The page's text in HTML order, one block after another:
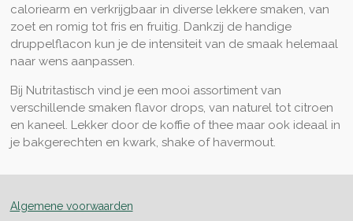
caloriearm en verkrijgbaar in diverse lekkere smaken, van
zoet en romig tot fris en fruitig. Dankzij de handige
druppelflacon kun je de intensiteit van de smaak helemaal
naar wens aanpassen.
Bij Nutritastisch vind je een mooi assortiment van
verschillende smaken flavor drops, van naturel tot citroen
en kaneel. Lekker door de koffie of thee maar ook ideaal in
je bakgerechten en kwark, shake of havermout.
Algemene voorwaarden